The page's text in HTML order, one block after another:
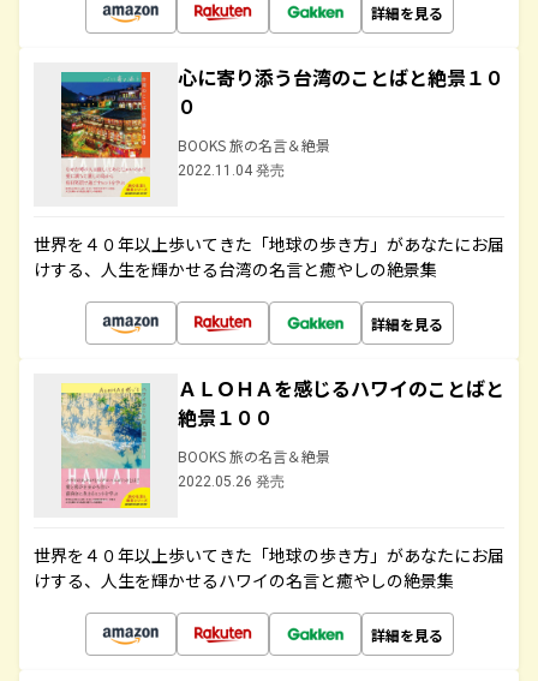
詳細を見る
心に寄り添う台湾のことばと絶景１０
０
BOOKS 旅の名言＆絶景
2022.11.04 発売
世界を４０年以上歩いてきた「地球の歩き方」があなたにお届
けする、人生を輝かせる台湾の名言と癒やしの絶景集
詳細を見る
ＡＬＯＨＡを感じるハワイのことばと
絶景１００
BOOKS 旅の名言＆絶景
2022.05.26 発売
世界を４０年以上歩いてきた「地球の歩き方」があなたにお届
けする、人生を輝かせるハワイの名言と癒やしの絶景集
詳細を見る